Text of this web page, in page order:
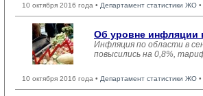
10 октября 2016 года • Департамент статистики ЖО
Об уровне инфляции
Инфляция по области в
повысились на 0,8%,
10 октября 2016 года • Департамент статистики ЖО